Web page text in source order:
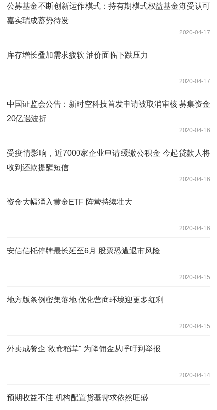
公募基金不断创新运作模式：持有期模式权益基金渐受认可
嘉实瑞成蓄势待发
2020-04-17
库存增长叠加需求疲软 油价面临下跌压力
2020-04-17
中国证监会公告：新时空科技首发申请被取消审核 募集资金
20亿遇波折
2020-04-16
受疫情影响，近7000家企业申请缓缴公积金 今起贷款人将
收到还款提醒短信
2020-04-16
资金大幅涌入黄金ETF 阵营持续壮大
2020-04-16
安信信托停牌最长延至6月 股票恐遭退市风险
2020-04-15
地方版条例密集落地 优化营商环境迎更多红利
2020-04-15
外卖成餐企“救命稻草” 为降佣金从呼吁到举报
2020-04-14
预期收益不佳 机构配置货基需求依然旺盛